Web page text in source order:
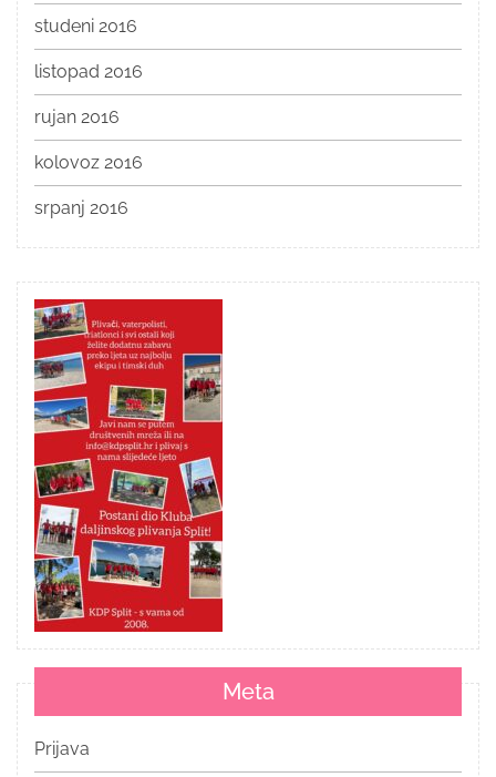
studeni 2016
listopad 2016
rujan 2016
kolovoz 2016
srpanj 2016
Meta
Prijava